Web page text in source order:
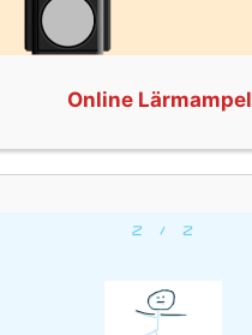
Online Lärmampel